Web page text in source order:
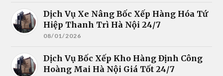
Dịch Vụ Xe Nâng Bốc Xếp Hàng Hóa Tứ
Hiệp Thanh Trì Hà Nội 24/7
08/01/2026
Dịch Vụ Bốc Xếp Kho Hàng Định Công
Hoàng Mai Hà Nội Giá Tốt 24/7